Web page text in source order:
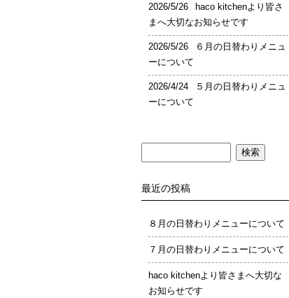
2026/5/26
haco kitchenより皆さ
まへ大切なお知らせです
2026/5/26
６月の日替わりメニュ
ーについて
2026/4/24
５月の日替わりメニュ
ーについて
索:
最近の投稿
８月の日替わりメニューについて
７月の日替わりメニューについて
haco kitchenより皆さまへ大切な
お知らせです